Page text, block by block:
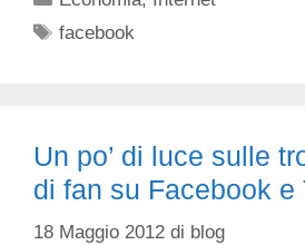
Tag
facebook
Un po’ di luce sulle
di fan su Facebook e
18 Maggio 2012 di blog